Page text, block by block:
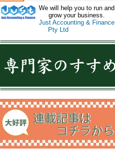
We will help you to run and
grow your business.
Just Accounting & Finance
Pty Ltd